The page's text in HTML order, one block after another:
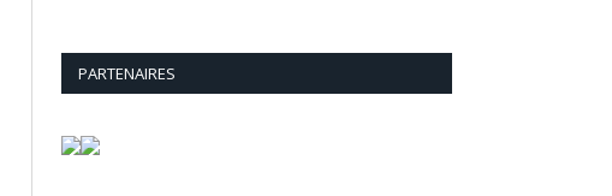
PARTENAIRES